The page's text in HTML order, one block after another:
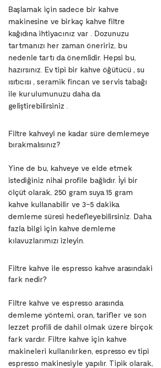
Başlamak için sadece bir kahve
makinesine ve birkaç kahve filtre
kağıdına ihtiyacınız var . Dozunuzu
tartmanızı her zaman öneririz, bu
nedenle tartı da önemlidir. Hepsi bu,
hazırsınız. Ev tipi bir kahve öğütücü , su
ısıtıcısı , seramik fincan ve servis tabağı
ile kurulumunuzu daha da
geliştirebilirsiniz .
Filtre kahveyi ne kadar süre demlemeye
bırakmalısınız?
Yine de bu, kahveye ve elde etmek
istediğiniz nihai profile bağlıdır. İyi bir
ölçüt olarak, 250 gram suya 15 gram
kahve kullanabilir ve 3-5 dakika
demleme süresi hedefleyebilirsiniz. Daha
fazla bilgi için kahve demleme
kılavuzlarımızı izleyin.
Filtre kahve ile espresso kahve arasındaki
fark nedir?
Filtre kahve ve espresso arasında
demleme yöntemi, oran, tarifler ve son
lezzet profili de dahil olmak üzere birçok
fark vardır. Filtre kahve için kahve
makineleri kullanılırken, espresso ev tipi
espresso makinesiyle yapılır. Tipik olarak,